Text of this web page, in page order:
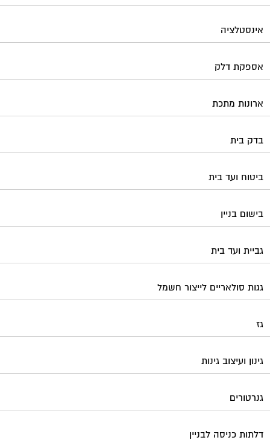
אינסטלציה
אספקת דלק
ארונות מתכת
בדק בית
ביטוח ועד בית
בישום בניין
גביית ועד בית
גגות סולאריים לייצור חשמל
גז
גינון ועיצוב גינות
גנרטורים
דלתות כניסה לבניין